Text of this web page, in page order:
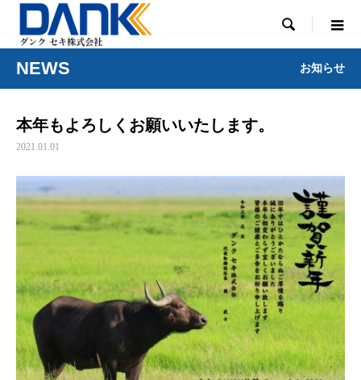

NEWS お知らせ
本年もよろしくお願いいたします。
2021.01.01